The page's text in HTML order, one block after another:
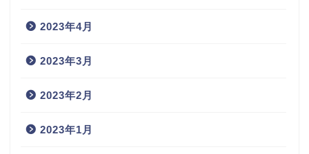
2023年4月
2023年3月
2023年2月
2023年1月